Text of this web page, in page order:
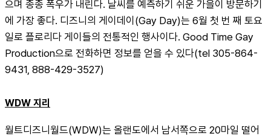
으며 종종 폭우가 내린다. 날씨를 예측하기 쉬운 가을이 방문하기
에 가장 좋다. 디즈니의 게이데이(Gay Day)는 6월 첫 번 째 토요
일로 플로리다 게이들의 전통적인 행사이다. Good Time Gay
Production으로 전화하면 정보를 얻을 수 있다(tel 305-864-
9431, 888-429-3527)
WDW 지리
월트디즈니월드(WDW)는 올랜도에서 남서쪽으로 20마일 떨어